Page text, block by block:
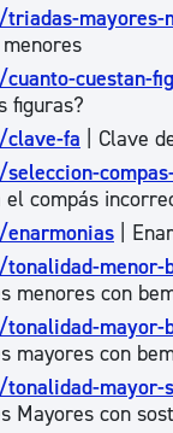
mayores-
cuestan-
figuras?
fa | Clave
el compás
|
menor-
menores con
mayor-
mayores con
mayor-
Mayores con